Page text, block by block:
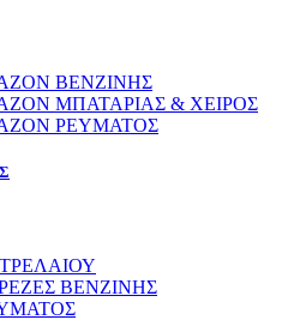
ΒΕΝΖΙΝΗΣ
ΜΠΑΤΑΡΙΑΣ & ΧΕΙΡΟΣ
ΡΕΥΜΑΤΟΣ
ΒΕΝΖΙΝΗΣ